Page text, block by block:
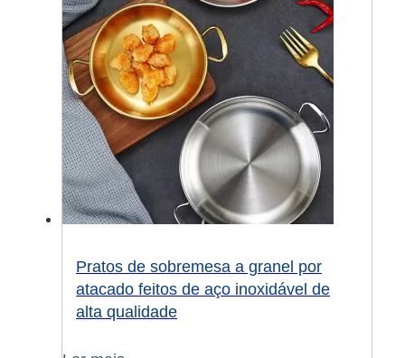
Pratos de sobremesa a granel por
atacado feitos de aço inoxidável de
alta qualidade